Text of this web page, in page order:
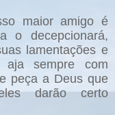
maior amigo é
o decepcionará,
lamentações e
aja sempre com
peça a Deus que
darão certo